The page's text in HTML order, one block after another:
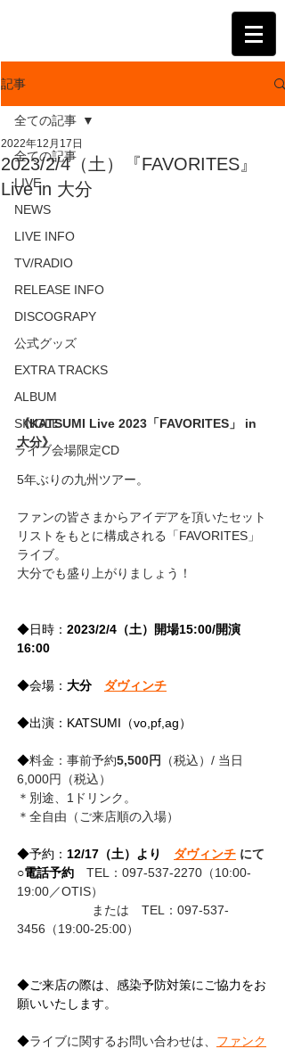
記事
全ての記事
LIVE
NEWS
LIVE INFO
TV/RADIO
RELEASE INFO
DISCOGRAPY
公式グッズ
EXTRA TRACKS
ALBUM
SINGLE
ライブ会場限定CD
全ての記事
2023/2/4（土）『FAVORITES』
Live in 大分
2022年12月17日
《KATSUMI Live 2023「FAVORITES」 in
大分》
5年ぶりの九州ツアー。
ファンの皆さまからアイデアを頂いたセット
リストをもとに構成される「FAVORITES」
ライブ。
大分でも盛り上がりましょう！
◆日時： 2023/2/4（土）開場15:00/開演
16:00
◆会場： 大分 ダヴィンチ
◆出演：KATSUMI（vo,pf,ag）
◆料金：事前予約5,500円
（税込）/ 当日
6,000円（税込）
＊別途、1ドリンク。
＊全自由（ご来店順の入場）
◆予約： 12/17（土）より ダヴィンチ にて
○電話予約
TEL：097-537-2270（10:00-
19:00／OTIS）
または　TEL：097-537-
3456（19:00-25:00）
◆ご来店の際は、感染予防対策にご協力をお
願いいたします。
◆ライブに関するお問い合わせは、 ファンク